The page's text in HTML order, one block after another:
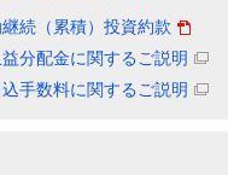
続（累積）投資約款
分配金に関するご説明
手数料に関するご説明